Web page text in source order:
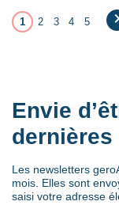
1 2 3 4
5
Envie
dernières
Les newsletters
mois. Elles sont
saisi votre adresse